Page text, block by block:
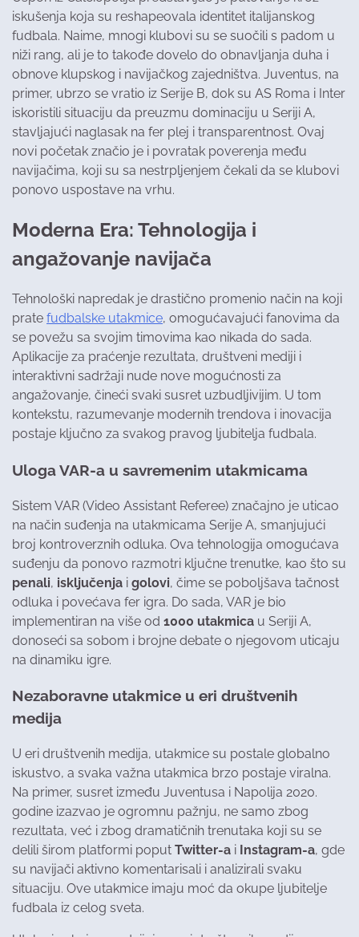
iskušenja koja su reshapeovala identitet italijanskog
fudbala. Naime, mnogi klubovi su se suočili s padom u
niži rang, ali je to takođe dovelo do obnavljanja duha i
obnove klupskog i navijačkog zajedništva. Juventus, na
primer, ubrzo se vratio iz Serije B, dok su AS Roma i Inter
iskoristili situaciju da preuzmu dominaciju u Seriji A,
stavljajući naglasak na fer plej i transparentnost. Ovaj
novi početak značio je i povratak poverenja među
navijačima, koji su sa nestrpljenjem čekali da se klubovi
ponovo uspostave na vrhu.
Moderna Era: Tehnologija i
angažovanje navijača
Tehnološki napredak je drastično promenio način na koji
prate fudbalske utakmice, omogućavajući fanovima da
se povežu sa svojim timovima kao nikada do sada.
Aplikacije za praćenje rezultata, društveni mediji i
interaktivni sadržaji nude nove mogućnosti za
angažovanje, čineći svaki susret uzbudljivijim. U tom
kontekstu, razumevanje modernih trendova i inovacija
postaje ključno za svakog pravog ljubitelja fudbala.
Uloga VAR-a u savremenim utakmicama
Sistem VAR (Video Assistant Referee) značajno je uticao
na način suđenja na utakmicama Serije A, smanjujući
broj kontroverznih odluka. Ova tehnologija omogućava
suđenju da ponovo razmotri ključne trenutke, kao što su
penali, isključenja i golovi, čime se poboljšava tačnost
odluka i povećava fer igra. Do sada, VAR je bio
implementiran na više od 1000 utakmica u Seriji A,
donoseći sa sobom i brojne debate o njegovom uticaju
na dinamiku igre.
Nezaboravne utakmice u eri društvenih
medija
U eri društvenih medija, utakmice su postale globalno
iskustvo, a svaka važna utakmica brzo postaje viralna.
Na primer, susret između Juventusa i Napolija 2020.
godine izazvao je ogromnu pažnju, ne samo zbog
rezultata, već i zbog dramatičnih trenutaka koji su se
delili širom platformi poput Twitter-a i Instagram-a, gde
su navijači aktivno komentarisali i analizirali svaku
situaciju. Ove utakmice imaju moć da okupe ljubitelje
fudbala iz celog sveta.